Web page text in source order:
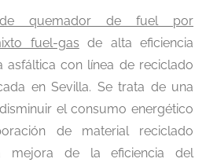
de quemador de fuel por
fuel-gas de alta eficiencia
asfáltica con línea de reciclado
en Sevilla. Se trata de una
el consumo energético
de material reciclado
mejora de la eficiencia del